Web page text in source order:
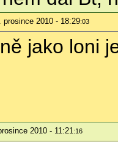
2010 - 18:29:03
jako loni
2010 - 11:21:16